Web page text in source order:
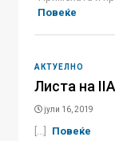
Повеќе
АКТУЕЛНО
Листа на
јули 16, 2019
[...] Повеќе